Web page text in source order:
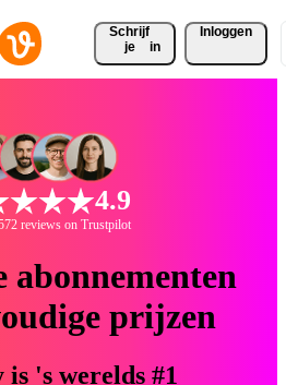
Schrijf
je
in
Inloggen
4.9
reviews on Trustpilot
abonnementen
prijzen
is 's werelds #1